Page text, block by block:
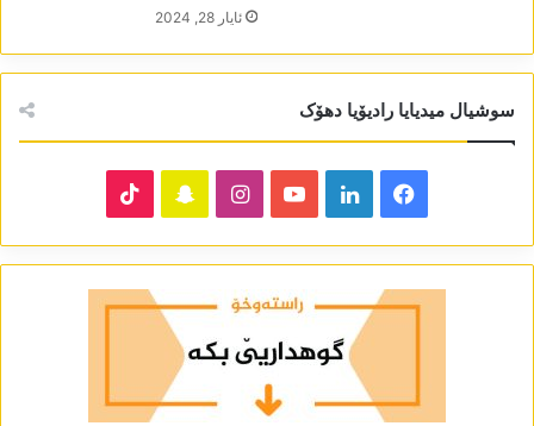
ئایار 28, 2024
سوشیال میدیایا رادیۆیا دھۆک
Facebook
LinkedIn
YouTube
Instagram
Snapchat